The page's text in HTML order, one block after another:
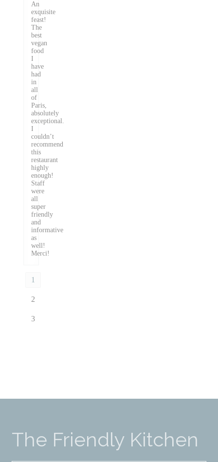
An
exquisite
feast!
The
best
vegan
food
I
have
had
in
all
of
Paris,
absolutely
exceptional.
I
couldn’t
recommend
this
restaurant
highly
enough!
Staff
were
all
super
friendly
and
informative
as
well!
Merci!
1
2
3
The Friendly Kitchen